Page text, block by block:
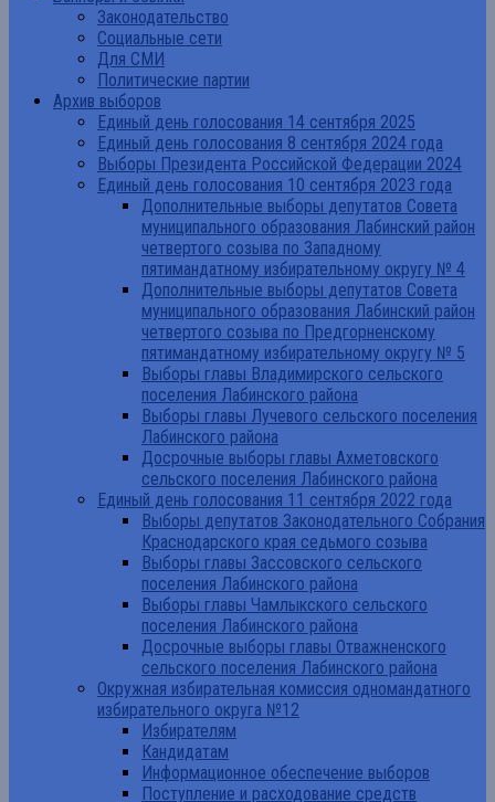
Законодательство
Социальные сети
Для СМИ
Политические партии
Архив выборов
Единый день голосования 14 сентября 2025
Единый день голосования 8 сентября 2024 года
Выборы Президента Российской Федерации 2024
Единый день голосования 10 сентября 2023 года
Дополнительные выборы депутатов Совета
муниципального образования Лабинский район
четвертого созыва по Западному
пятимандатному избирательному округу № 4
Дополнительные выборы депутатов Совета
муниципального образования Лабинский район
четвертого созыва по Предгорненскому
пятимандатному избирательному округу № 5
Выборы главы Владимирского сельского
поселения Лабинского района
Выборы главы Лучевого сельского поселения
Лабинского района
Досрочные выборы главы Ахметовского
сельского поселения Лабинского района
Единый день голосования 11 сентября 2022 года
Выборы депутатов Законодательного Собрания
Краснодарского края седьмого созыва
Выборы главы Зассовского сельского
поселения Лабинского района
Выборы главы Чамлыкского сельского
поселения Лабинского района
Досрочные выборы главы Отважненского
сельского поселения Лабинского района
Окружная избирательная комиссия одномандатного
избирательного округа №12
Избирателям
Кандидатам
Информационное обеспечение выборов
Поступление и расходование средств